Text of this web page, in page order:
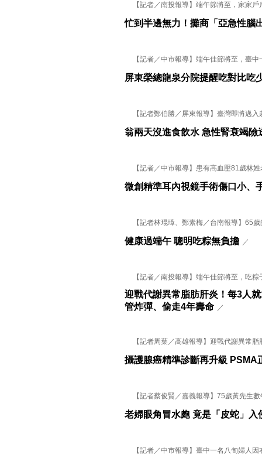
【記者／南投報導】端午節將至，家家戶
忙到半邊無力！攤商「亞急性腦
【記者／中市報導】端午佳節將至，臺中
屏東榮總龍泉分院提醒吃對比吃
【記者鄭伯勝／屏東報導】臺灣即將邁入
翁兩天沒進食飲水 急性腎衰竭險
【記者／中市報導】患有高血壓81歲林姓
微創精準耳內視鏡手術傷口小、
【記者林琨璋、鄭素梅／台南報導】65歲
健康過端午 聰明吃粽無負擔 ／
【記者／南投報導】端午佳節將至，吃粽
迎戰代謝異常脂肪肝炎！每3人
管炸彈、偷走4年壽命 ／
【記者周葉／高雄報導】迎戰代謝異常脂
攝護腺癌精準診斷再升級 PSMA
【記者蔡俊賢／嘉義報導】75歲黃先生數
老婦眼角冒水皰 竟是「皮蛇」入
【記者／中市報導】臺中一名八旬婦人因